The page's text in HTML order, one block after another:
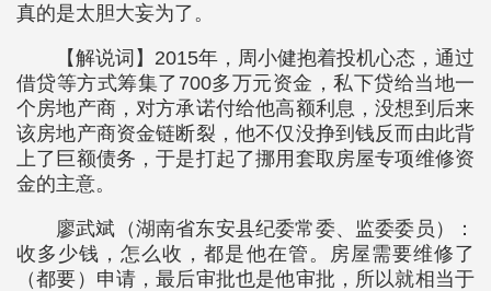
真的是太胆大妄为了。
【解说词】2015年，周小健抱着投机心态，通过
借贷等方式筹集了700多万元资金，私下贷给当地一
个房地产商，对方承诺付给他高额利息，没想到后来
该房地产商资金链断裂，他不仅没挣到钱反而由此背
上了巨额债务，于是打起了挪用套取房屋专项维修资
金的主意。
廖武斌（湖南省东安县纪委常委、监委委员）：
收多少钱，怎么收，都是他在管。房屋需要维修了
（都要）申请，最后审批也是他审批，所以就相当于